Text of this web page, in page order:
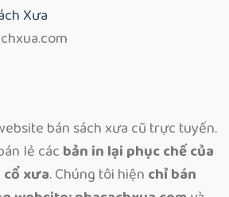
Xưa
bán sách xưa cũ trực tuyến.
lẻ các bản in lại phục chế của
xưa. Chúng tôi hiện chỉ bán